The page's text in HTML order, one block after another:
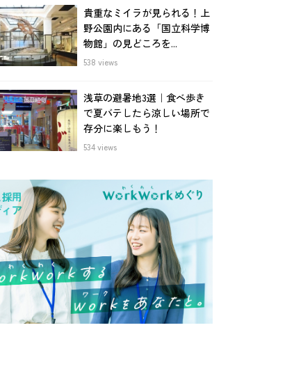
貴重なミイラが見られる！上
野公園内にある「国立科学博
物館」の見どころを...
538 views
浅草の避暑地3選｜食べ歩き
で夏バテしたら涼しい場所で
存分に楽しもう！
534 views